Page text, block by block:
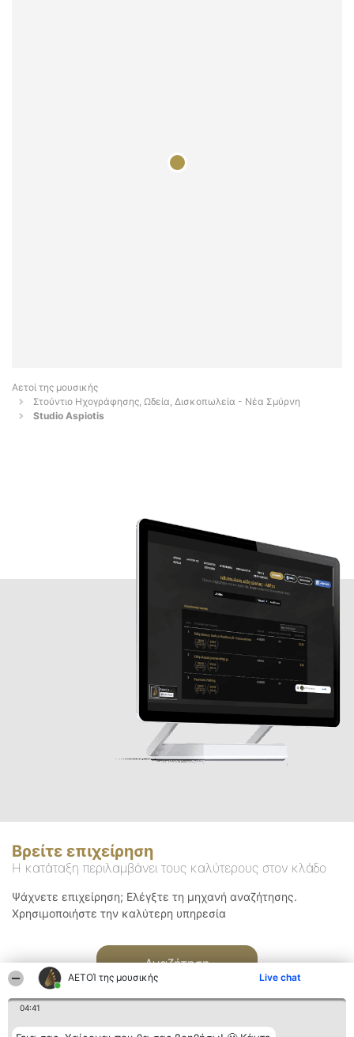
ΑΕΤΟΊ της μουσικής Live chat
04:41
Αετοί της μουσικής
Στούντιο Ηχογράφησης, Ωδεία, Δισκοπωλεία - Νέα Σμύρνη
Studio Aspiotis
Βρείτε επιχείρηση
Η κατάταξη περιλαμβάνει τους καλύτερους στον κλάδο
Ψάχνετε επιχείρηση; Ελέγξτε τη μηχανή αναζήτησης.
Χρησιμοποιήστε την καλύτερη υπηρεσία
Αναζήτηση